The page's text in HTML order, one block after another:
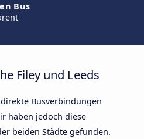
Bus
Filey und Leeds
Busverbindungen
haben jedoch diese
beiden Städte gefunden.